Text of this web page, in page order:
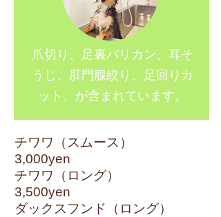
爪切り、足裏バリカン、 ​耳そ
うじ、肛門腺絞り、足回りカ
ット、が含まれています。
​チワワ​（スムース）
3,000yen
チワワ（ロング）
3,500yen
ダックスフンド（ロング）